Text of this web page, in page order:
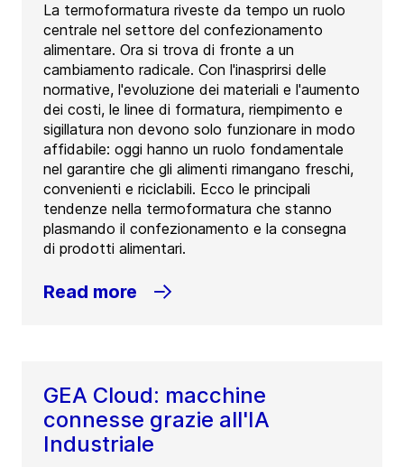
La termoformatura riveste da tempo un ruolo
centrale nel settore del confezionamento
alimentare. Ora si trova di fronte a un
cambiamento radicale. Con l'inasprirsi delle
normative, l'evoluzione dei materiali e l'aumento
dei costi, le linee di formatura, riempimento e
sigillatura non devono solo funzionare in modo
affidabile: oggi hanno un ruolo fondamentale
nel garantire che gli alimenti rimangano freschi,
convenienti e riciclabili. Ecco le principali
tendenze nella termoformatura che stanno
plasmando il confezionamento e la consegna
di prodotti alimentari.
Read more
GEA Cloud: macchine
connesse grazie all'IA
Industriale